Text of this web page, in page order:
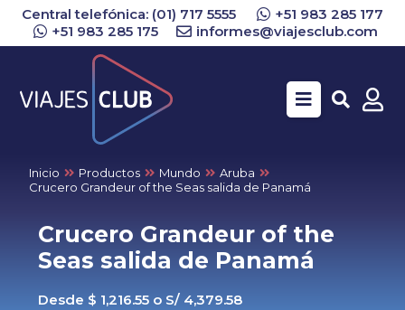
Central telefónica: (01) 717 5555
+51 983 285 177
+51 983 285 175
informes@viajesclub.com
Inicio Productos Mundo
Aruba
Crucero Grandeur of the Seas salida de Panamá
Crucero Grandeur of the
Seas salida de Panamá
Desde $ 1,216.55 o S/ 4,379.58